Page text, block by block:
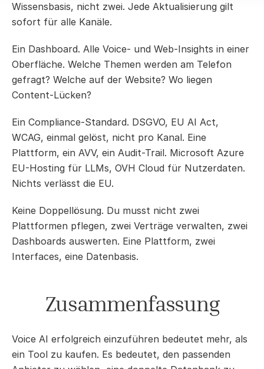
Wissensbasis, nicht zwei. Jede Aktualisierung gilt
sofort für alle Kanäle.
Ein Dashboard. Alle Voice- und Web-Insights in einer
Oberfläche. Welche Themen werden am Telefon
gefragt? Welche auf der Website? Wo liegen
Content-Lücken?
Ein Compliance-Standard. DSGVO, EU AI Act,
WCAG, einmal gelöst, nicht pro Kanal. Eine
Plattform, ein AVV, ein Audit-Trail. Microsoft Azure
EU-Hosting für LLMs, OVH Cloud für Nutzerdaten.
Nichts verlässt die EU.
Keine Doppellösung. Du musst nicht zwei
Plattformen pflegen, zwei Verträge verwalten, zwei
Dashboards auswerten. Eine Plattform, zwei
Interfaces, eine Datenbasis.
Zusammenfassung
Voice AI erfolgreich einzuführen bedeutet mehr, als
ein Tool zu kaufen. Es bedeutet, den passenden